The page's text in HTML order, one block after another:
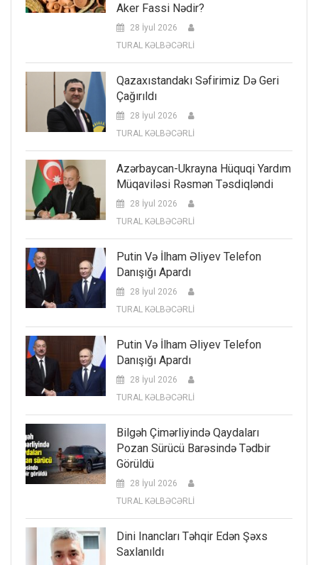
Aker Fassi Nədir?
28 İyul 2026
TURAL KƏLBƏCƏRLİ
Qazaxıstandakı Səfirimiz Də Geri
Çağırıldı
28 İyul 2026
TURAL KƏLBƏCƏRLİ
Azərbaycan-Ukrayna Hüquqi Yardım
Müqaviləsi Rəsmən Təsdiqləndi
28 İyul 2026
TURAL KƏLBƏCƏRLİ
Putin Və İlham Əliyev Telefon
Danışığı Apardı
28 İyul 2026
TURAL KƏLBƏCƏRLİ
Putin Və İlham Əliyev Telefon
Danışığı Apardı
28 İyul 2026
TURAL KƏLBƏCƏRLİ
Bilgəh Çimərliyində Qaydaları
Pozan Sürücü Barəsində Tədbir
Görüldü
28 İyul 2026
TURAL KƏLBƏCƏRLİ
Dini Inancları Təhqir Edən Şəxs
Saxlanıldı